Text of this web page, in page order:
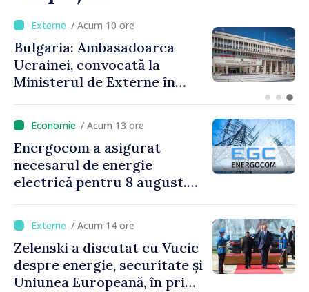
/ Acum 10 ore
Bulgaria: Ambasadoarea
Ucrainei, convocată la
Ministerul de Externe în
/ Acum 13 ore
Energocom a asigurat
necesarul de energie
electrică pentru 8 august.
cetățenii să reducă
consumul în orele de vârf
/ Acum 14 ore
Zelenski a discutat cu Vucic
despre energie, securitate și
Uniunea Europeană, în prima